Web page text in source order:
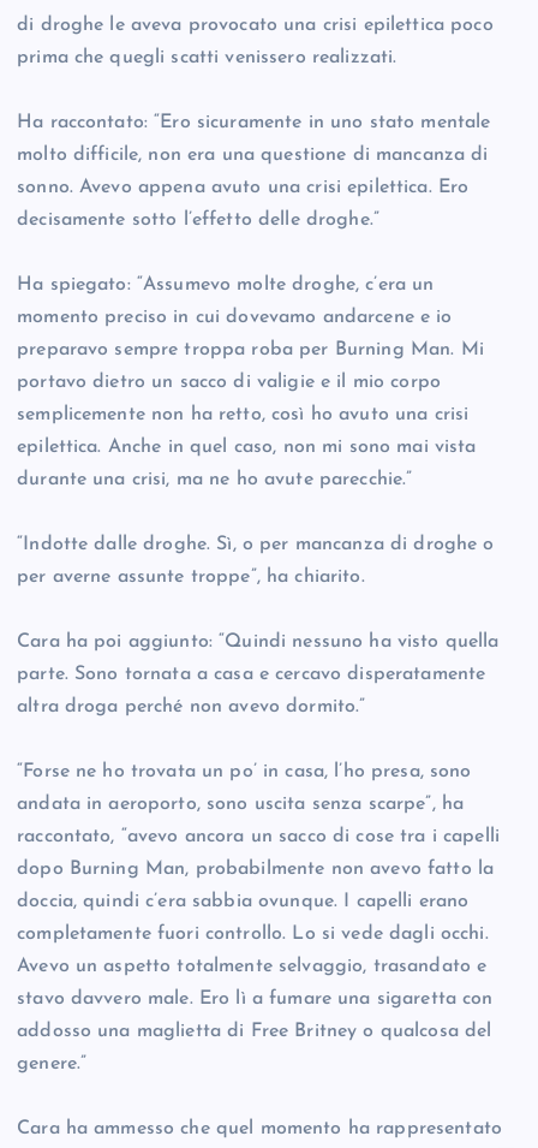
di droghe le aveva provocato una crisi epilettica poco
prima che quegli scatti venissero realizzati.
Ha raccontato: “Ero sicuramente in uno stato mentale
molto difficile, non era una questione di mancanza di
sonno. Avevo appena avuto una crisi epilettica. Ero
decisamente sotto l’effetto delle droghe.”
Ha spiegato: “Assumevo molte droghe, c’era un
momento preciso in cui dovevamo andarcene e io
preparavo sempre troppa roba per Burning Man. Mi
portavo dietro un sacco di valigie e il mio corpo
semplicemente non ha retto, così ho avuto una crisi
epilettica. Anche in quel caso, non mi sono mai vista
durante una crisi, ma ne ho avute parecchie.”
“Indotte dalle droghe. Sì, o per mancanza di droghe o
per averne assunte troppe”, ha chiarito.
Cara ha poi aggiunto: “Quindi nessuno ha visto quella
parte. Sono tornata a casa e cercavo disperatamente
altra droga perché non avevo dormito.”
“Forse ne ho trovata un po’ in casa, l’ho presa, sono
andata in aeroporto, sono uscita senza scarpe”, ha
raccontato, “avevo ancora un sacco di cose tra i capelli
dopo Burning Man, probabilmente non avevo fatto la
doccia, quindi c’era sabbia ovunque. I capelli erano
completamente fuori controllo. Lo si vede dagli occhi.
Avevo un aspetto totalmente selvaggio, trasandato e
stavo davvero male. Ero lì a fumare una sigaretta con
addosso una maglietta di Free Britney o qualcosa del
genere.”
Cara ha ammesso che quel momento ha rappresentato